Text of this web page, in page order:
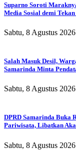
Suparno Soroti
Media Sosial demi
Sabtu, 8 Agustus 2026
Salah Masuk Desil,
Samarinda Minta
Sabtu, 8 Agustus 2026
DPRD Samarinda Buka
Pariwisata, Libatkan
Sabtu, 8 Agustus 2026